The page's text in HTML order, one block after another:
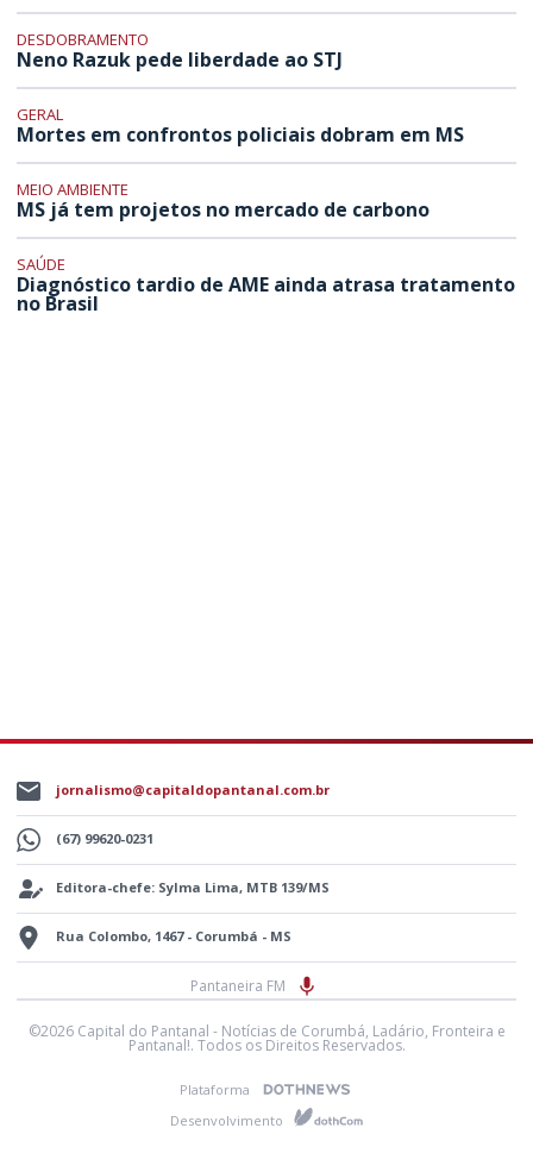
DESDOBRAMENTO
Neno Razuk pede liberdade ao STJ
GERAL
Mortes em confrontos policiais dobram em MS
MEIO AMBIENTE
MS já tem projetos no mercado de carbono
SAÚDE
Diagnóstico tardio de AME ainda atrasa tratamento
no Brasil
jornalismo@capitaldopantanal.com.br
(67) 99620-0231
Editora-chefe: Sylma Lima, MTB 139/MS
Rua Colombo, 1467 - Corumbá - MS
Pantaneira FM
©2026 Capital do Pantanal - Notícias de Corumbá, Ladário, Fronteira e
Pantanal!. Todos os Direitos Reservados.
Plataforma
Desenvolvimento